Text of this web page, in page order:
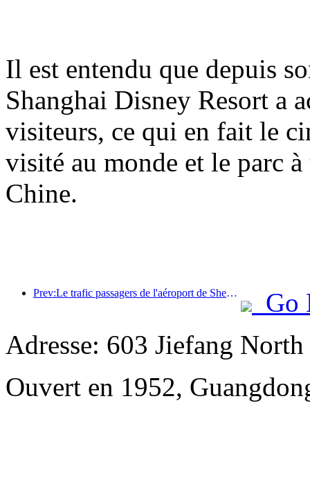
Il est entendu que depuis
Shanghai Disney Resort a
visiteurs, ce qui en fait le
visité au monde et le parc
Chine.
Prev:Le trafic passagers de l'aéroport de Shenzhen a dépassé les 3 millions cette année, établissant un nouveau record pour la même période.
Go
Adresse: 603 Jiefang
Ouvert en 1952,